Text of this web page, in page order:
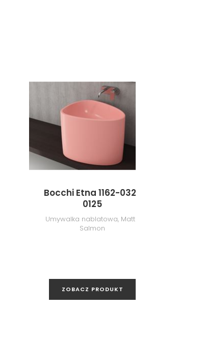
Bocchi Etna 1162-032-
0125
Umywalka nablatowa, Matte
Salmon
ZOBACZ PRODUKT